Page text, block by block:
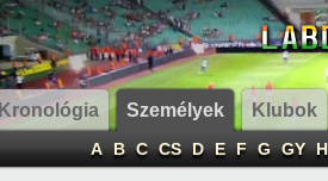
Kronológia Személyek Klubok
A B C CS D E F G GY H